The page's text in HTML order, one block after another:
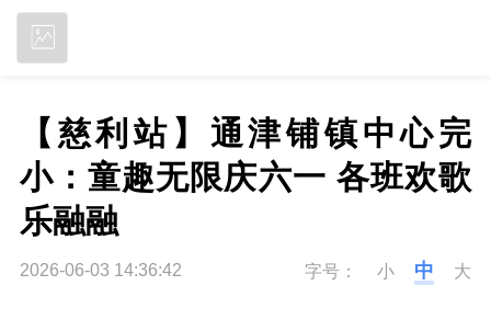
【慈利站】通津铺镇中心完
小：童趣无限庆六一 各班欢歌
乐融融
2026-06-03 14:36:42 字号： 小 中 大